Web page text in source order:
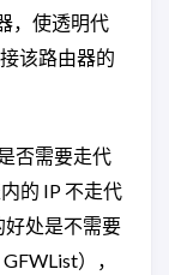
，使透明代
该路由器的
否需要走代
的 IP 不走代
好处是不需要
），